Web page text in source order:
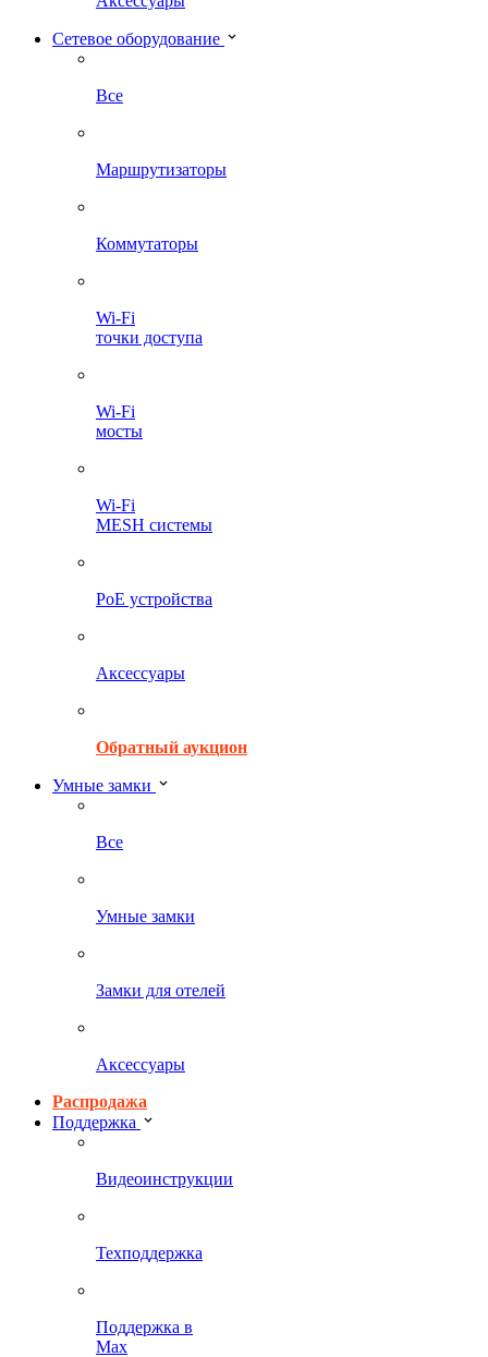
Сетевое оборудование
Все
Маршрутизаторы
Коммутаторы
Wi-Fi
точки доступа
Wi-Fi
мосты
Wi-Fi
MESH системы
PoE устройства
Аксессуары
Обратный аукцион
Умные замки
Все
Умные замки
Замки для отелей
Аксессуары
Распродажа
Поддержка
Видеоинструкции
Техподдержка
Поддержка в
Max